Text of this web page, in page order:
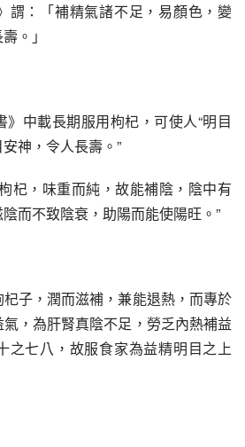
謂：「補精氣諸不足，易顏色，變
。」
中載長期服用枸杞，可使人“明目
神，令人長壽。”
杞，味重而純，故能補陰，陰中有
而不致陰衰，助陽而能使陽旺。”
杞子，潤而滋補，兼能退熱，而專於
，為肝腎真陰不足，勞乏內熱補益
之七八，故服食家為益精明目之上